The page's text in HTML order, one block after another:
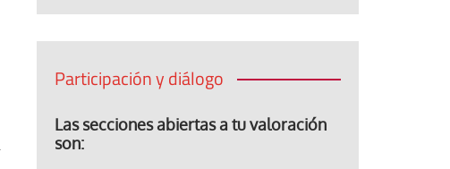
Participación y diálogo
Las secciones abiertas a tu valoración
son: